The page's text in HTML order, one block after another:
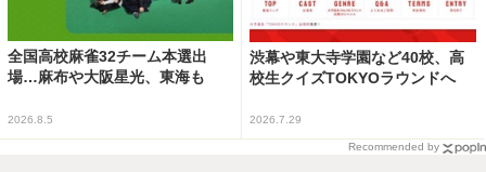
全国高校麻雀32チーム本選出
場…麻布や大阪星光、東海も
2026.8.5
渋幕や東大寺学園など40校、高
校生クイズTOKYOラウンドへ
2026.7.29
Recommended by